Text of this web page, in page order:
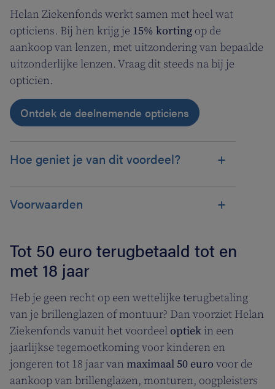
Helan Ziekenfonds werkt samen met heel wat
opticiens. Bij hen krijg je 15% korting op de
aankoop van lenzen, met uitzondering van bepaalde
uitzonderlijke lenzen. Vraag dit steeds na bij je
opticien.
Ontdek de deelnemende opticiens
Hoe geniet je van dit voordeel?
Voorwaarden
Tot 50 euro terugbetaald tot en
met 18 jaar
Heb je geen recht op een wettelijke terugbetaling
van je brillenglazen of montuur? Dan voorziet Helan
Ziekenfonds vanuit het voordeel optiek in een
jaarlijkse tegemoetkoming voor kinderen en
jongeren tot 18 jaar van maximaal 50 euro voor de
aankoop van brillenglazen, monturen, oogpleisters